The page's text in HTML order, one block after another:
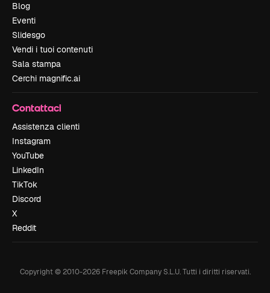
Blog
Eventi
Slidesgo
Vendi i tuoi contenuti
Sala stampa
Cerchi magnific.ai
Contattaci
Assistenza clienti
Instagram
YouTube
LinkedIn
TikTok
Discord
X
Reddit
Copyright © 2010-2026Freepik Company S.L.U. Tutti i diritti riservati.